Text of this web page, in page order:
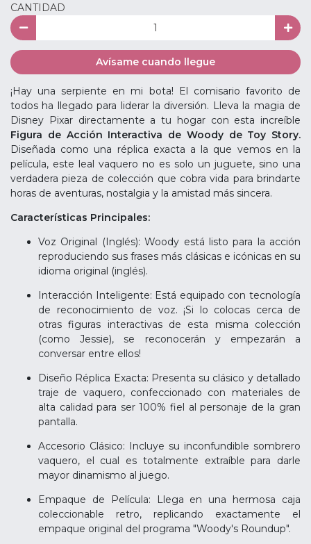
CANTIDAD
Avísame cuando llegue
¡Hay una serpiente en mi bota! El comisario favorito de
todos ha llegado para liderar la diversión. Lleva la magia de
Disney Pixar directamente a tu hogar con esta increíble
Figura de Acción Interactiva de Woody de Toy Story.
Diseñada como una réplica exacta a la que vemos en la
película, este leal vaquero no es solo un juguete, sino una
verdadera pieza de colección que cobra vida para brindarte
horas de aventuras, nostalgia y la amistad más sincera.
Características Principales:
Voz Original (Inglés): Woody está listo para la acción
reproduciendo sus frases más clásicas e icónicas en su
idioma original (inglés).
Interacción Inteligente: Está equipado con tecnología
de reconocimiento de voz. ¡Si lo colocas cerca de
otras figuras interactivas de esta misma colección
(como Jessie), se reconocerán y empezarán a
conversar entre ellos!
Diseño Réplica Exacta: Presenta su clásico y detallado
traje de vaquero, confeccionado con materiales de
alta calidad para ser 100% fiel al personaje de la gran
pantalla.
Accesorio Clásico: Incluye su inconfundible sombrero
vaquero, el cual es totalmente extraíble para darle
mayor dinamismo al juego.
Empaque de Película: Llega en una hermosa caja
coleccionable retro, replicando exactamente el
empaque original del programa "Woody's Roundup".